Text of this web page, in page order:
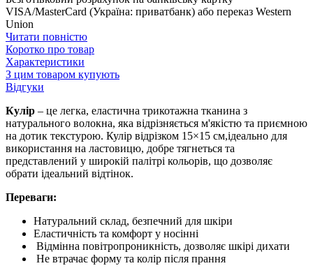
VISA/MasterCard (Україна: приватбанк) або переказ Western
Union
Читати повністю
Коротко про товар
Характеристики
З цим товаром купують
Відгуки
Кулір – це легка, еластична трикотажна тканина з
натурального волокна, яка відрізняється м'якістю та приємною
на дотик текстурою. Кулір відрізком 15×15 см,ідеально для
використання на ластовицю, добре тягнеться та
представлений у широкій палітрі кольорів, що дозволяє
обрати ідеальний відтінок.
Переваги:
Натуральний склад, безпечний для шкіри
Еластичність та комфорт у носінні
Відмінна повітропроникність, дозволяє шкірі дихати
Не втрачає форму та колір після прання